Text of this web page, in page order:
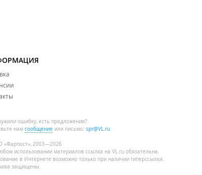
ошибку, есть предложения?
нам сообщение или письмо: spr@VL.ru
2003—2026
использовании материалов ссылка на VL.ru обязательна.
в Интернете возможно только при наличии гиперссылки.
защищены.